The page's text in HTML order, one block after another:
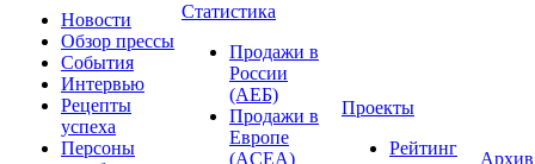
Новости
Обзор прессы
События
Интервью
Рецепты
успеха
Персоны
Статистика
Продажи в
России
(АЕБ)
Продажи в
Европе
(ACEA)
Проекты
Рейтинг
Архив